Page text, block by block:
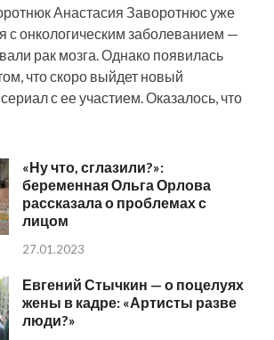
Анастасия Заворотнюс уже
с онкологическим заболеванием —
рак мозга. Однако появилась
что скоро выйдет новый
с ее участием. Оказалось, что
«Ну что, сглазили?»:
беременная Ольга Орлова
рассказала о проблемах с
лицом
27.01.2023
Евгений Стычкин — о поцелуях
жены в кадре: «Артисты разве
люди?»